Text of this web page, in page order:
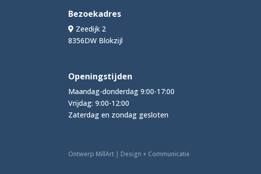
Bezoekadres
Zeedijk 2
8356DW Blokzijl
Openingstijden
Maandag-donderdag 9:00-17:00
Vrijdag: 9:00-12:00
Zaterdag en zondag gesloten
Ontwerp MillArt | Design + Communicatie